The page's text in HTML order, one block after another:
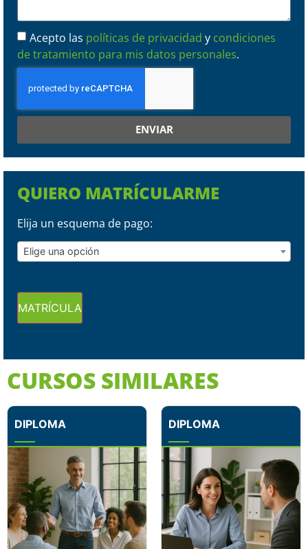
Acepto las políticas de privacidad y condiciones
de tratamiento para mis datos personales.
ENVIAR
QUIERO MATRÍCULARME
Elija un esquema de pago:
Elige una opción
MATRÍCULA
CURSOS SIMILARES
DIPLOMA DIPLOMA